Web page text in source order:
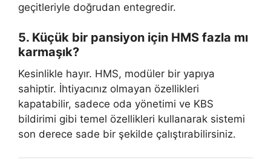
geçitleriyle doğrudan entegredir.
5. Küçük bir pansiyon için HMS fazla mı
karmaşık?
Kesinlikle hayır. HMS, modüler bir yapıya
sahiptir. İhtiyacınız olmayan özellikleri
kapatabilir, sadece oda yönetimi ve KBS
bildirimi gibi temel özellikleri kullanarak sistemi
son derece sade bir şekilde çalıştırabilirsiniz.